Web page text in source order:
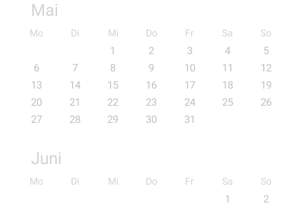
Mai
Mo Di Mi Do Fr Sa So
1 2 3 4
5
6
7 8 9 10 11
12
13
14 15 16 17 18
19
20
21 22 23 24 25
26
27
28 29 30 31
Juni
Mo Di Mi Do Fr Sa So
1
2